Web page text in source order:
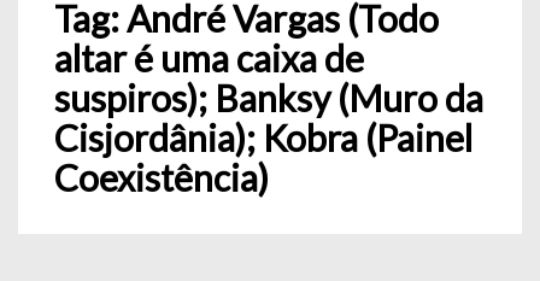
Tag:André Vargas (Todo
altar é uma caixa de
suspiros); Banksy (Muro da
Cisjordânia); Kobra (Painel
Coexistência)